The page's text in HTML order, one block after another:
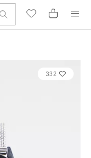
332